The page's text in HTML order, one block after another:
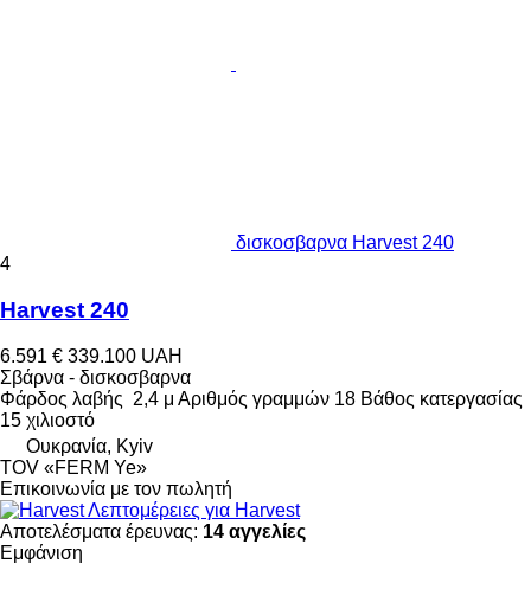
δισκοσβαρνα Harvest 240
4
Harvest 240
6.591 € 339.100 UAH
Σβάρνα - δισκοσβαρνα
Φάρδος λαβής 2,4 μ Αριθμός γραμμών 18 Βάθος κατεργασίας
15 χιλιοστό
Ουκρανία, Kyiv
TOV «FERM Ye»
Επικοινωνία με τον πωλητή
Λεπτομέρειες για Harvest
Αποτελέσματα έρευνας: 14 αγγελίες
Εμφάνιση